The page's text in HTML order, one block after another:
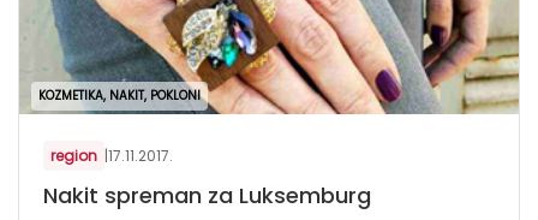
KOZMETIKA, NAKIT, POKLONI
region |17.11.2017.
Nakit spreman za Luksemburg